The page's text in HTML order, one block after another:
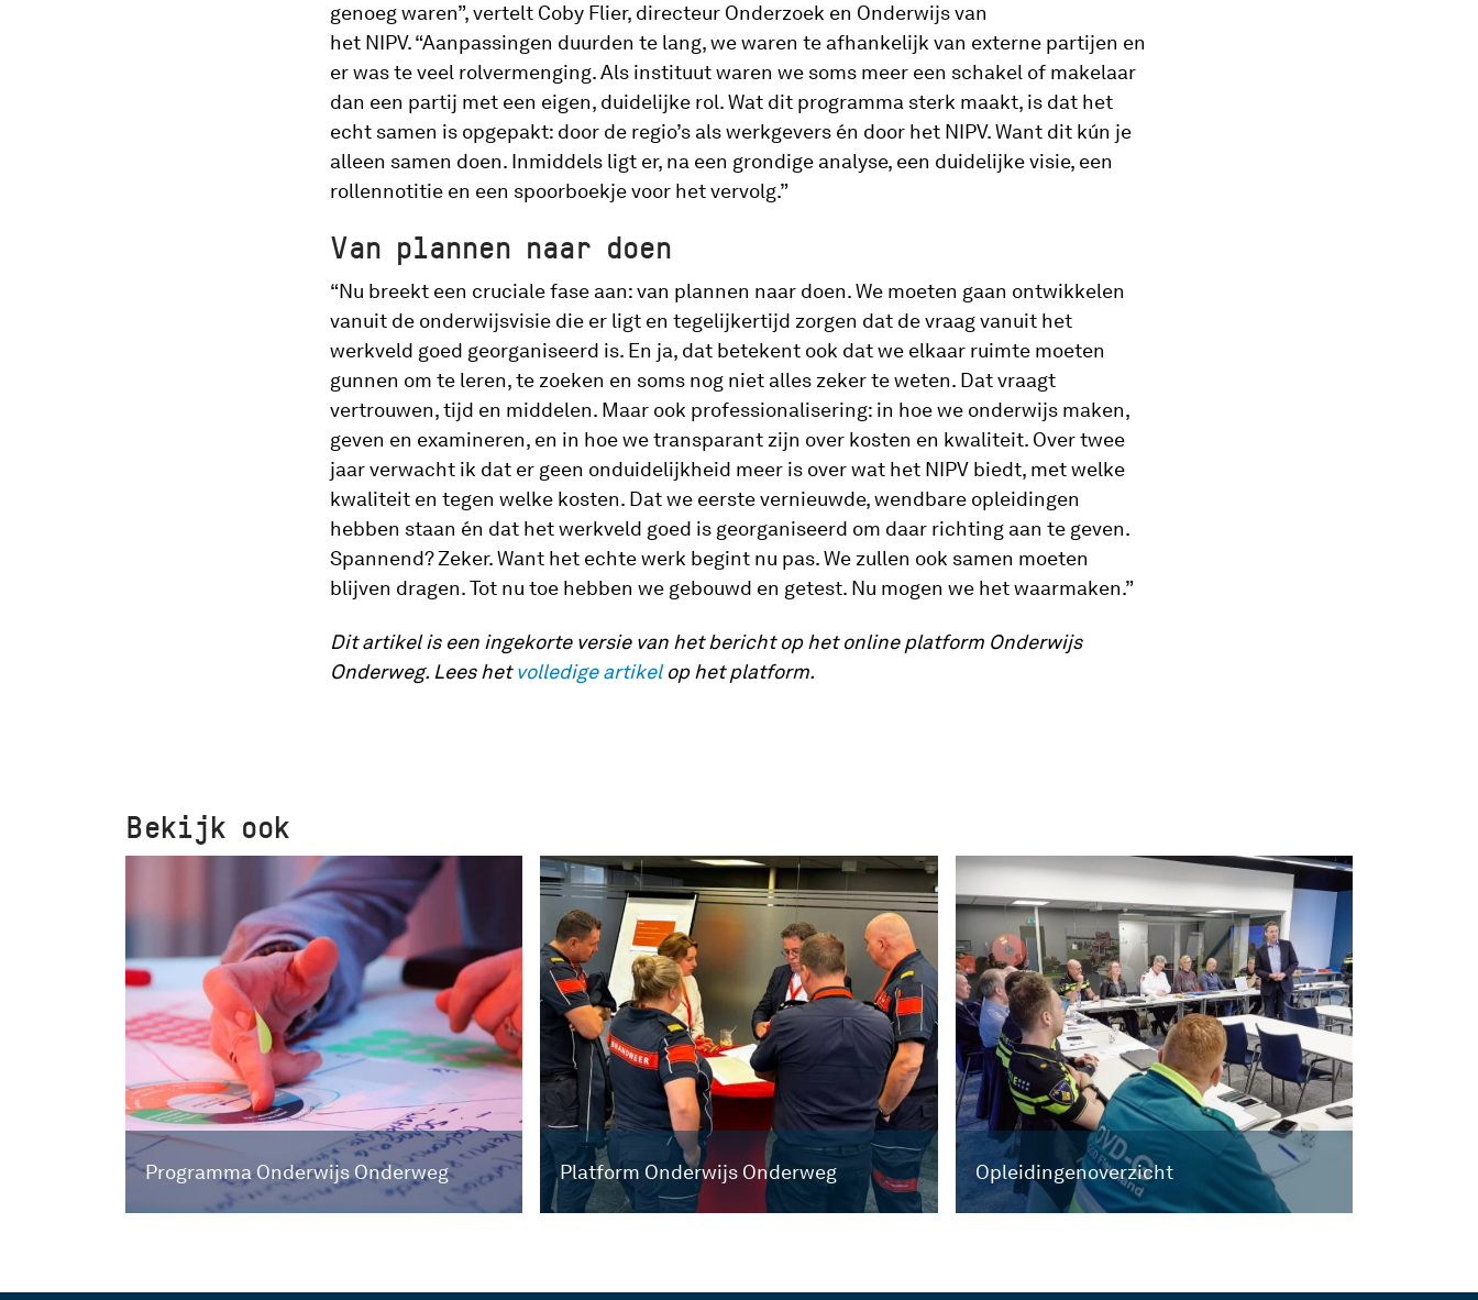
genoeg waren”, vertelt Coby Flier, directeur Onderzoek en Onderwijs van
het NIPV. “Aanpassingen duurden te lang, we waren te afhankelijk van externe partijen en
er was te veel rolvermenging. Als instituut waren we soms meer een schakel of makelaar
dan een partij met een eigen, duidelijke rol. Wat dit programma sterk maakt, is dat het
echt samen is opgepakt: door de regio’s als werkgevers én door het NIPV. Want dit kún je
alleen samen doen. Inmiddels ligt er, na een grondige analyse, een duidelijke visie, een
rollennotitie en een spoorboekje voor het vervolg.”
Van plannen naar doen
“Nu breekt een cruciale fase aan: van plannen naar doen. We moeten gaan ontwikkelen
vanuit de onderwijsvisie die er ligt en tegelijkertijd zorgen dat de vraag vanuit het
werkveld goed georganiseerd is. En ja, dat betekent ook dat we elkaar ruimte moeten
gunnen om te leren, te zoeken en soms nog niet alles zeker te weten. Dat vraagt
vertrouwen, tijd en middelen. Maar ook professionalisering: in hoe we onderwijs maken,
geven en examineren, en in hoe we transparant zijn over kosten en kwaliteit. Over twee
jaar verwacht ik dat er geen onduidelijkheid meer is over wat het NIPV biedt, met welke
kwaliteit en tegen welke kosten. Dat we eerste vernieuwde, wendbare opleidingen
hebben staan én dat het werkveld goed is georganiseerd om daar richting aan te geven.
Spannend? Zeker. Want het echte werk begint nu pas. We zullen ook samen moeten
blijven dragen. Tot nu toe hebben we gebouwd en getest. Nu mogen we het waarmaken.”
Dit artikel is een ingekorte versie van het bericht op het online platform Onderwijs
Onderweg. Lees hetvolledige artikelop het platform.
Bekijk ook
Programma Onderwijs Onderweg Platform Onderwijs Onderweg Opleidingenoverzicht